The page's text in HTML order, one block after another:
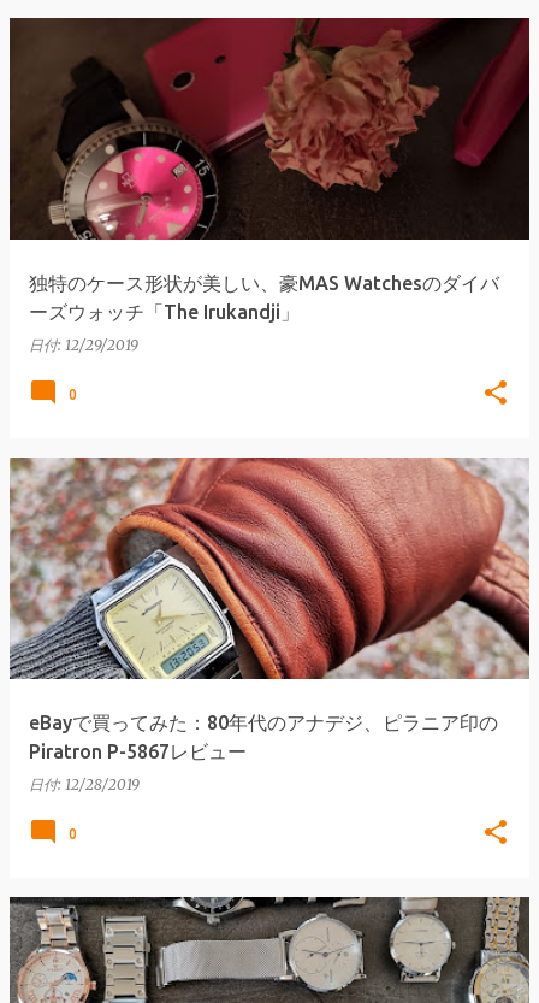
独特のケース形状が美しい、豪MAS Watchesのダイバ
ーズウォッチ「The Irukandji」
日付: 12/29/2019
0
eBayで買ってみた：80年代のアナデジ、ピラニア印の
Piratron P-5867レビュー
日付: 12/28/2019
0